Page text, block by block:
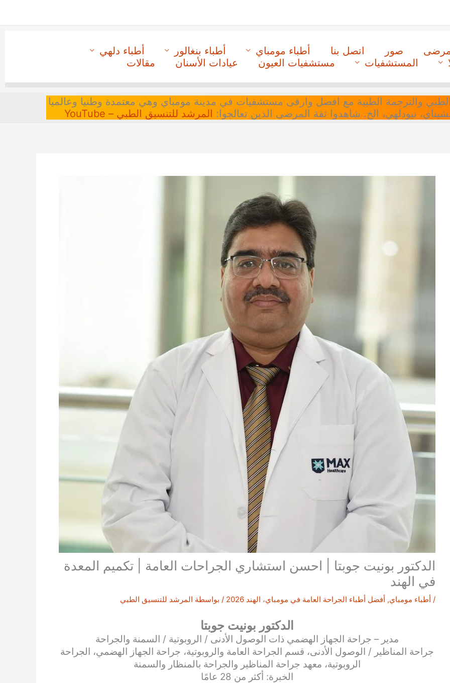
صور اتصل بنا أطباء مومباي أطباء بنغالور
أطباء دلهي
المستشفيات مستشفيات العيون عيادات الأسنان مقالات
الطبي والترجمة الطبية مع افضل وارقى مستشفيات في مدينة مومباي وهي معتمدة وطنيا وعالميا
تشيناي، نيودلهي، الخ. شاهدوا ثقة المرضى الذين تعالجوا: المرشد للتنسيق الطبي – YouTube
الدكتور بونيت جوبتا | احسن استشاري الجراحات العامة | تكميم المعدة
في الهند
/ أطباء مومباي, أفضل أطباء الجراحة العامة في مومباي، الهند 2026 / بواسطة المرشد للتنسيق الطبي
الدكتور بونيت جوبتا
مدير – جراحة الجهاز الهضمي ذات الوصول الأدنى / الروبوتية / السمنة والجراحة
جراحة المناظير / الوصول الأدنى، قسم الجراحة العامة والروبوتية، جراحة الجهاز الهضمي، الجراحة
الروبوتية، معهد جراحة المناظير والجراحة بالمنظار والسمنة
الخبرة: أكثر من 28 عامًا